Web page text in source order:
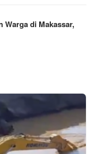
Warga di Makassar,